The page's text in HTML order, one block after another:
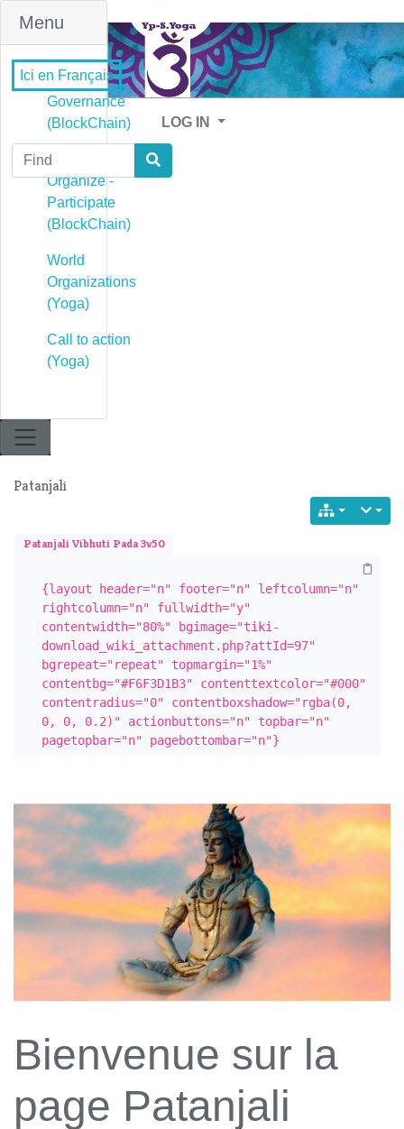
Menu
Governance
(BlockChain)
Governance -
Organize -
Participate
(BlockChain)
World
Organizations
(Yoga)
Call to action
(Yoga)
Ici en Français
LOG IN
Find
Patanjali
Patanjali Vibhuti Pada 3v50
{layout header="n" footer="n" leftcolumn="n"
rightcolumn="n" fullwidth="y"
contentwidth="80%" bgimage="tiki-
download_wiki_attachment.php?attId=97"
bgrepeat="repeat" topmargin="1%"
contentbg="#F6F3D1B3" contenttextcolor="#000"
contentradius="0" contentboxshadow="rgba(0,
0, 0, 0.2)" actionbuttons="n" topbar="n"
pagetopbar="n" pagebottombar="n"}
Bienvenue sur la
page Patanjali